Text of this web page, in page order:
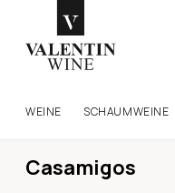
WEINE SCHAUMWEINE
Casamigos